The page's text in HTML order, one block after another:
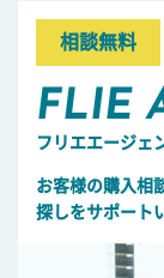
相談無料
FLIE
フリエエージェ
お客様の購入相
探しをサポート